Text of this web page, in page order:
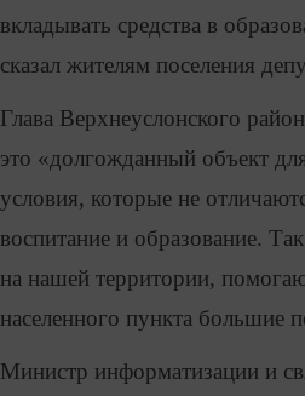
вкладывать средства в
сказал жителям поселения
Глава Верхнеуслонского
это «долгожданный объект
условия, которые не
воспитание и образование.
на нашей территории,
населенного пункта большие
Министр информатизации и